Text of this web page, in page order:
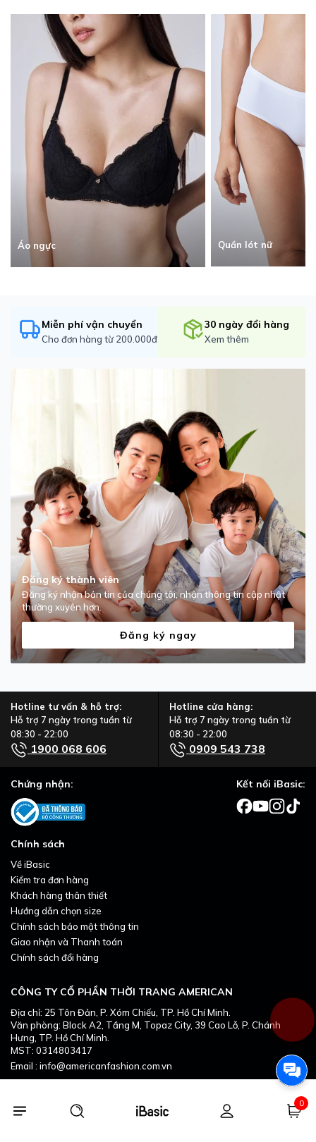
0
Áo ngực Quần lót nữ
Miễn phí vận chuyển
Cho đơn hàng từ 200.000đ
30 ngày đổi hàng
Xem thêm
Đăng ký thành viên
Đăng ký nhận bản tin của chúng tôi, nhận thông tin cập nhật
thường xuyên hơn.
Đăng ký ngay
Hotline tư vấn & hỗ trợ:
Hỗ trợ 7 ngày trong tuần từ
08:30 - 22:00
1900 068 606
Hotline cửa hàng:
Hỗ trợ 7 ngày trong tuần từ
08:30 - 22:00
0909 543 738
CÔNG TY CỔ PHẦN THỜI TRANG AMERICAN
Địa chỉ: 25 Tôn Đản, P. Xóm Chiếu, TP. Hồ Chí Minh.
Văn phòng: Block A2, Tầng M, Topaz City, 39 Cao Lỗ, P. Chánh
Hưng, TP. Hồ Chí Minh.
MST: 0314803417
Email : info@americanfashion.com.vn
Chính sách
Về iBasic
Kiểm tra đơn hàng
Khách hàng thân thiết
Hướng dẫn chọn size
Chính sách bảo mật thông tin
Giao nhận và Thanh toán
Chính sách đổi hàng
Chứng nhận: Kết nối iBasic: